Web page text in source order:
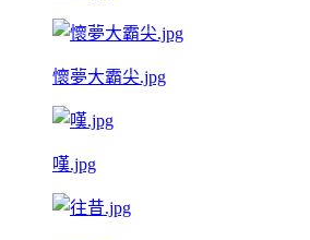
懷夢大霸尖.jpg
嘆.jpg